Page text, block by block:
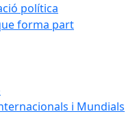
política
forma part
i Mundials